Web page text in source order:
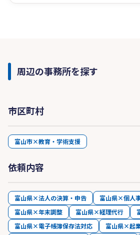
周辺の事務所を探す
市区町村
富山市×教育・学術支援
依頼内容
富山県×法人の決算・申告
富山県×個人
富山県×年末調整
富山県×経理代行
富山県×電子帳簿保存法対応
富山県×起